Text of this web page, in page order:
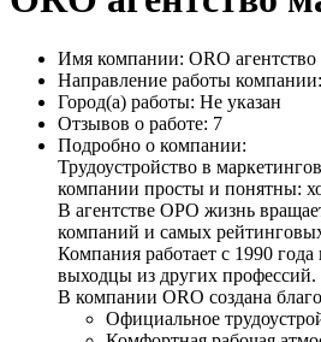
Имя компании: ORO
Направление работы компании:
Город(а) работы: Не указан
Отзывов о работе: 7
Подробно о компании:
Трудоустройство в
компании просты и понятны:
В агентстве ОРО жизнь
компаний и самых
Компания работает с 1990
выходцы из других
В компании ORO создана
Официальное